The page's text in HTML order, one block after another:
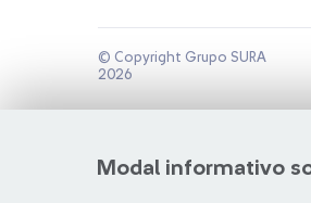
Modal informativo
© Copyright Grupo SURA
2026